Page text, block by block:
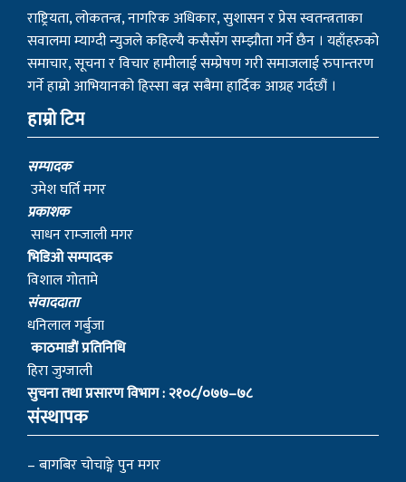
राष्ट्रियता, लोकतन्त्र, नागरिक अधिकार, सुशासन र प्रेस स्वतन्त्रताका
सवालमा म्याग्दी न्युजले कहिल्यै कसैसँग सम्झौता गर्ने छैन । यहाँहरुको
समाचार, सूचना र विचार हामीलाई सम्प्रेषण गरी समाजलाई रुपान्तरण
गर्ने हाम्रो आभियानको हिस्सा बन्न सबैमा हार्दिक आग्रह गर्दछौं ।
हाम्रो टिम
सम्पादक
उमेश घर्ति मगर
प्रकाशक
साधन राम्जाली मगर
भिडिओ सम्पादक
विशाल गोतामे
स‌ंवाददाता
धनिलाल गर्बुजा
काठमाडाैं प्रतिनिधि
हिरा जुग्जाली
सुचना तथा प्रसारण विभाग : २१०८/०७७–७८
संस्थापक
– बागबिर चोचाङ्गे पुन मगर